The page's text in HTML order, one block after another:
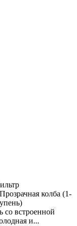
колба (1-
со встроенной
и...